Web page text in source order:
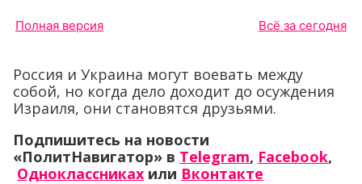
Полная версия Всё за сегодня
Россия и Украина могут воевать между
собой, но когда дело доходит до осуждения
Израиля, они становятся друзьями.
Подпишитесь на новости
«ПолитНавигатор» в Telegram, Facebook,
Одноклассниках или Вконтакте